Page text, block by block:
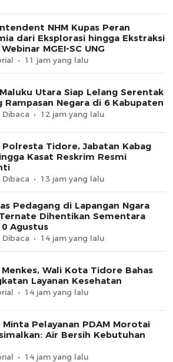
NHM Kupas Peran
dari Eksplorasi hingga Ekstraksi
MGEI-SC UNG
11 jam yang lalu
Utara Siap Lelang Serentak
Rampasan Negara di 6 Kabupaten
12 jam yang lalu
Polresta Tidore, Jabatan Kabag
Kasat Reskrim Resmi
13 jam yang lalu
Pedagang di Lapangan Ngara
Dihentikan Sementara
Agustus
14 jam yang lalu
Wali Kota Tidore Bahas
Layanan Kesehatan
14 jam yang lalu
Pelayanan PDAM Morotai
Air Bersih Kebutuhan
14 jam yang lalu